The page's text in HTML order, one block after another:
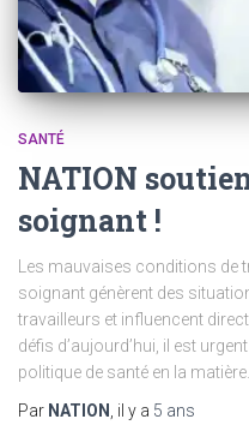
SANTÉ
NATION
soignant !
Les mauvaises conditions de
soignant génèrent des
travailleurs et influencent
défis d’aujourd’hui, il est
politique de santé en la matière.
Par NATION , il y a 5 ans